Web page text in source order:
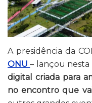
A presidência da
ONU – lançou nesta
digital criada para
no encontro que